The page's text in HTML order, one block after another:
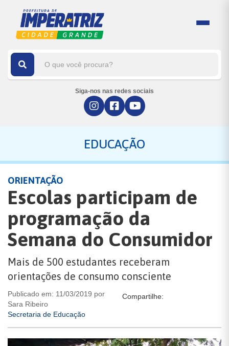
Siga-nos nas redes sociais
EDUCAÇÃO
ORIENTAÇÃO
Escolas participam de
programação da
Semana do Consumidor
Mais de 500 estudantes receberam
orientações de consumo consciente
Publicado em: 11/03/2019 por
Sara Ribeiro
Secretaria de Educação
Compartilhe: